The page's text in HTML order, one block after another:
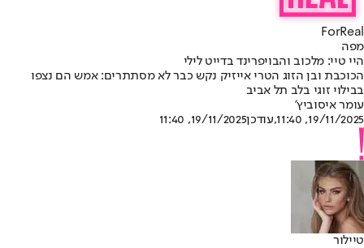
ForReal
מפה
היי טיי: מלכוב והבויפרינד בדייט לילי
הכוכבת ובן הזוג הטרי אייזיק נקש כבר לא מסתתרים: אמש הם נצפו
בבילוי זוגי בלב תל אביב
עומר איסוביץ'
19/11/2025, 11:40
,עודכן19/11/2025, 11:40
טיילור